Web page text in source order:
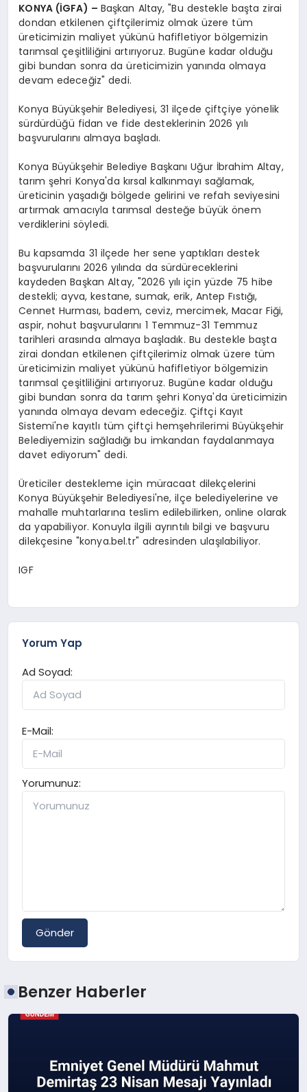
KONYA (İGFA) – Başkan Altay, "Bu destekle başta zirai
dondan etkilenen çiftçilerimiz olmak üzere tüm
üreticimizin maliyet yükünü hafifletiyor bölgemizin
tarımsal çeşitliliğini artırıyoruz. Bugüne kadar olduğu
gibi bundan sonra da üreticimizin yanında olmaya
devam edeceğiz" dedi.
Konya Büyükşehir Belediyesi, 31 ilçede çiftçiye yönelik
sürdürdüğü fidan ve fide desteklerinin 2026 yılı
başvurularını almaya başladı.
Konya Büyükşehir Belediye Başkanı Uğur İbrahim Altay,
tarım şehri Konya'da kırsal kalkınmayı sağlamak,
üreticinin yaşadığı bölgede gelirini ve refah seviyesini
artırmak amacıyla tarımsal desteğe büyük önem
verdiklerini söyledi.
Bu kapsamda 31 ilçede her sene yaptıkları destek
başvurularını 2026 yılında da sürdüreceklerini
kaydeden Başkan Altay, "2026 yılı için yüzde 75 hibe
destekli; ayva, kestane, sumak, erik, Antep Fıstığı,
Cennet Hurması, badem, ceviz, mercimek, Macar Fiği,
aspir, nohut başvurularını 1 Temmuz-31 Temmuz
tarihleri arasında almaya başladık. Bu destekle başta
zirai dondan etkilenen çiftçilerimiz olmak üzere tüm
üreticimizin maliyet yükünü hafifletiyor bölgemizin
tarımsal çeşitliliğini artırıyoruz. Bugüne kadar olduğu
gibi bundan sonra da tarım şehri Konya'da üreticimizin
yanında olmaya devam edeceğiz. Çiftçi Kayıt
Sistemi'ne kayıtlı tüm çiftçi hemşehrilerimi Büyükşehir
Belediyemizin sağladığı bu imkandan faydalanmaya
davet ediyorum" dedi.
Üreticiler destekleme için müracaat dilekçelerini
Konya Büyükşehir Belediyesi'ne, ilçe belediyelerine ve
mahalle muhtarlarına teslim edilebilirken, online olarak
da yapabiliyor. Konuyla ilgili ayrıntılı bilgi ve başvuru
dilekçesine "konya.bel.tr" adresinden ulaşılabiliyor.
IGF
Yorum Yap
Ad Soyad:
E-Mail:
Yorumunuz:
Gönder
Benzer Haberler